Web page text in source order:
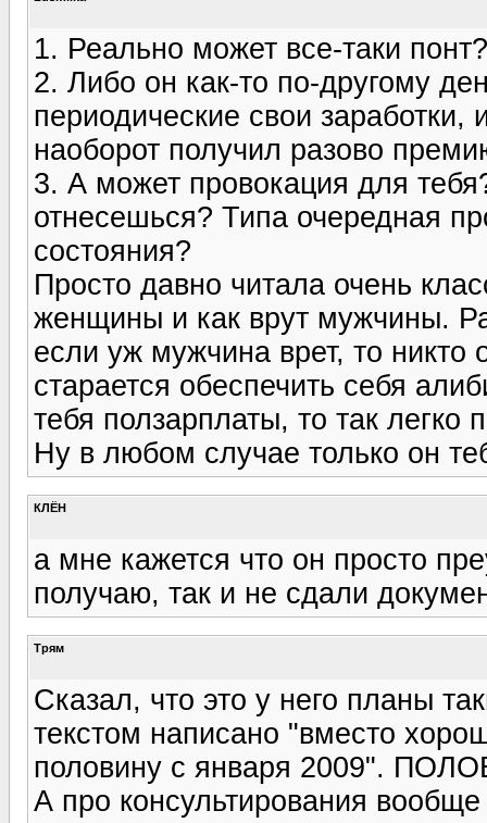
1. Реально может все-таки понт?
2. Либо он как-то по-другому
периодические свои
наоборот получил разово
3. А может провокация для
отнесешься? Типа очередная
состояния?
Просто давно читала очень
женщины и как врут мужчины.
если уж мужчина врет, то никто
старается обеспечить себя
тебя ползарплаты, то так
Ну в любом случае только он
КЛЁН
а мне кажется что он просто
получаю, так и не сдали
Трям
Сказал, что это у него планы
текстом написано "вместо
половину с января 2009".
А про консультирования